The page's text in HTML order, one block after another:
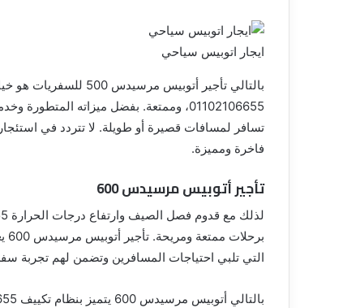
ايجار اتوبيس سياحي
بالتالي تأجير
01102106655، وممتعة. بفضل ميزاته
فاخرة ومميزة.
تأجير أتوبيس مرسيدس 600
التي تلبي احتياجات المسافرين وتضمن لهم تجربة